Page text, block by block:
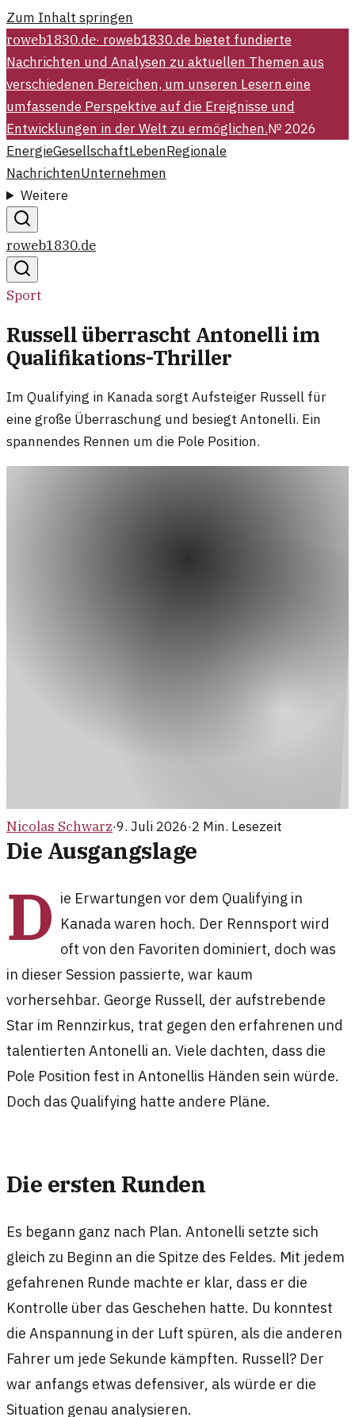
Zum Inhalt springen
roweb1830.de· roweb1830.de bietet fundierte
Nachrichten und Analysen zu aktuellen Themen aus
verschiedenen Bereichen, um unseren Lesern eine
umfassende Perspektive auf die Ereignisse und
Entwicklungen in der Welt zu ermöglichen.№ 2026
EnergieGesellschaftLebenRegionale
NachrichtenUnternehmen
Weitere
roweb1830.de
Sport
Russell überrascht Antonelli im
Qualifikations-Thriller
Im Qualifying in Kanada sorgt Aufsteiger Russell für
eine große Überraschung und besiegt Antonelli. Ein
spannendes Rennen um die Pole Position.
Nicolas Schwarz·9. Juli 2026·2 Min. Lesezeit
Die Ausgangslage
D ie Erwartungen vor dem Qualifying in
Kanada waren hoch. Der Rennsport wird
oft von den Favoriten dominiert, doch was
in dieser Session passierte, war kaum
vorhersehbar. George Russell, der aufstrebende
Star im Rennzirkus, trat gegen den erfahrenen und
talentierten Antonelli an. Viele dachten, dass die
Pole Position fest in Antonellis Händen sein würde.
Doch das Qualifying hatte andere Pläne.
Die ersten Runden
Es begann ganz nach Plan. Antonelli setzte sich
gleich zu Beginn an die Spitze des Feldes. Mit jedem
gefahrenen Runde machte er klar, dass er die
Kontrolle über das Geschehen hatte. Du konntest
die Anspannung in der Luft spüren, als die anderen
Fahrer um jede Sekunde kämpften. Russell? Der
war anfangs etwas defensiver, als würde er die
Situation genau analysieren.